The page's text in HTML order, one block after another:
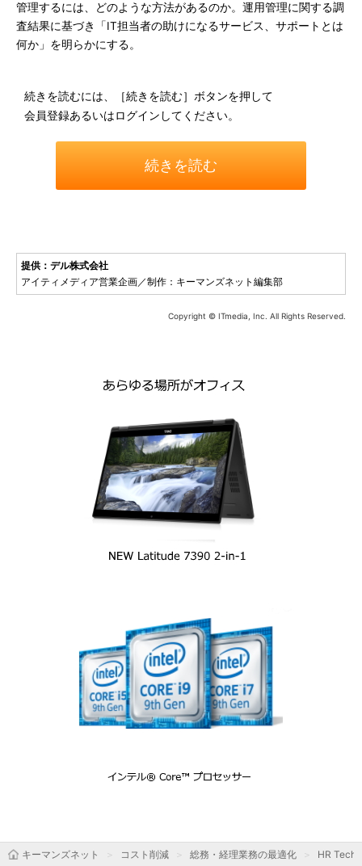
管理するには、どのような方法があるのか。運用管理に関する調
査結果に基づき「IT担当者の助けになるサービス、サポートとは
何か」を明らかにする。
続きを読むには、［続きを読む］ボタンを押して
会員登録あるいはログインしてください。
続きを読む
提供：デル株式会社
アイティメディア営業企画／制作：キーマンズネット編集部
Copyright © ITmedia, Inc. All Rights Reserved.
キーマンズネット コスト削減 総務・経理業務の最適化 HR Tech